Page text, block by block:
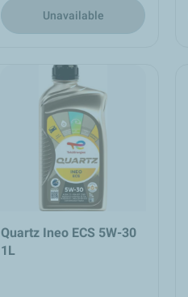
Unavailable
Quartz Ineo ECS 5W-30
1L